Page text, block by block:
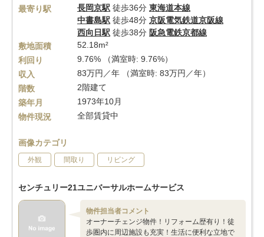
最寄り駅
長岡京駅 徒歩36分 東海道本線
中書島駅 徒歩48分 京阪電気鉄道京阪線
西向日駅 徒歩38分 阪急電鉄京都線
敷地面積
52.18m²
利回り
9.76% （満室時: 9.76%）
収入
83万円／年 （満室時: 83万円／年）
階数
2階建て
築年月
1973年10月
物件現況
全部賃貸中
画像カテゴリ
外観 間取り リビング
センチュリー21ユニバーサルホームサービス
物件担当者コメント
オーナーチェンジ物件！リフォーム歴有り！徒
歩圏内に周辺施設も充実！生活に便利な立地で